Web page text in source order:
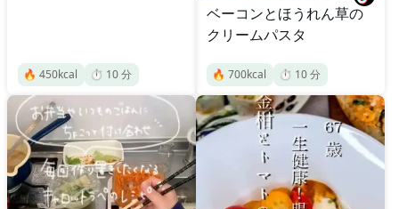
🔥 450kcal ⏱️ 10分
ベーコンとほうれん草の
クリームパスタ
🔥 700kcal ⏱️ 10分